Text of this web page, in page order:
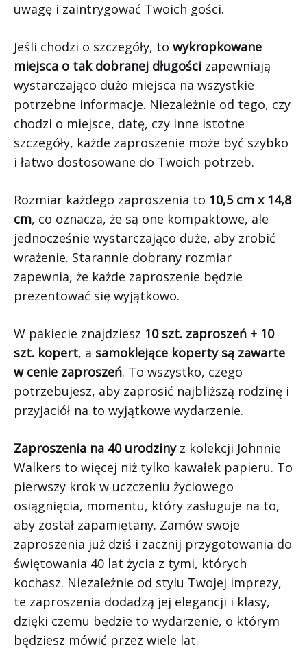
uwagę i zaintrygować Twoich gości.
Jeśli chodzi o szczegóły, to wykropkowane
miejsca o tak dobranej długości zapewniają
wystarczająco dużo miejsca na wszystkie
potrzebne informacje. Niezależnie od tego, czy
chodzi o miejsce, datę, czy inne istotne
szczegóły, każde zaproszenie może być szybko
i łatwo dostosowane do Twoich potrzeb.
Rozmiar każdego zaproszenia to 10,5 cm x 14,8
cm, co oznacza, że są one kompaktowe, ale
jednocześnie wystarczająco duże, aby zrobić
wrażenie. Starannie dobrany rozmiar
zapewnia, że każde zaproszenie będzie
prezentować się wyjątkowo.
W pakiecie znajdziesz 10 szt. zaproszeń + 10
szt. kopert, a samoklejące koperty są zawarte
w cenie zaproszeń. To wszystko, czego
potrzebujesz, aby zaprosić najbliższą rodzinę i
przyjaciół na to wyjątkowe wydarzenie.
Zaproszenia na 40 urodzinyz kolekcji Johnnie
Walkers to więcej niż tylko kawałek papieru. To
pierwszy krok w uczczeniu życiowego
osiągnięcia, momentu, który zasługuje na to,
aby został zapamiętany. Zamów swoje
zaproszenia już dziś i zacznij przygotowania do
świętowania 40 lat życia z tymi, których
kochasz. Niezależnie od stylu Twojej imprezy,
te zaproszenia dodadzą jej elegancji i klasy,
dzięki czemu będzie to wydarzenie, o którym
będziesz mówić przez wiele lat.